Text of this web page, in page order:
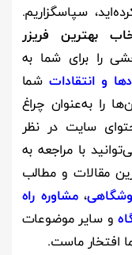
سپاسگزاریم.
بهترین فریزر
را برای شما به
و انتقادات شما
را به‌عنوان چراغ
سایت در نظر
با مراجعه به
مقالات و مطالب
،مشاوره راه
و سایر موضوعات
افتخار ماست.